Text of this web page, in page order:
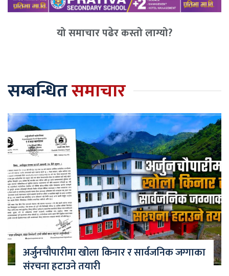
यो समाचार पढेर कस्तो लाग्यो?
सम्बन्धितसमाचार
अर्जुनचौपारीमा खोला किनार र सार्वजनिक जग्गाका
संरचना हटाउने तयारी